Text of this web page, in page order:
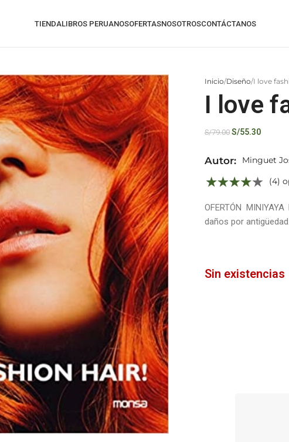
TIENDALIBROS PERUANOSOFERTASNOSOTROSCONTÁCTANOS
Inicio Diseño I love
I love
S/79.00 S/55.30
Autor:
Minguet
(4)
OFERTÓN
daños por
Sin existencias